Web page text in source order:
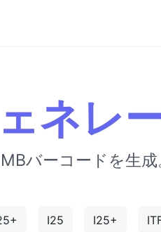
ネレ
バーコードを生成
I25 I25+